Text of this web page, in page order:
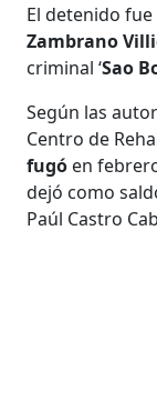
El detenido
Zambrano
criminal ‘Sao
Según las
Centro de
fugó en
dejó como
Paúl Castro